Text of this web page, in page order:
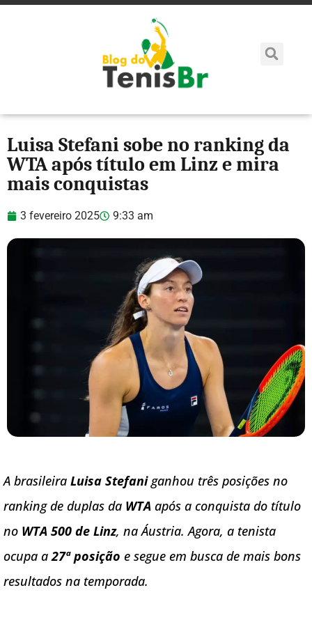
Luisa Stefani sobe no ranking da
WTA após título em Linz e mira
mais conquistas
3 fevereiro 2025 9:33 am
A brasileira Luisa Stefaniganhou três posições no
ranking de duplas da WTA após a conquista do título
no WTA 500 de Linz, na Áustria. Agora, a tenista
ocupa a27ª posição e segue em busca de mais bons
resultados na temporada.